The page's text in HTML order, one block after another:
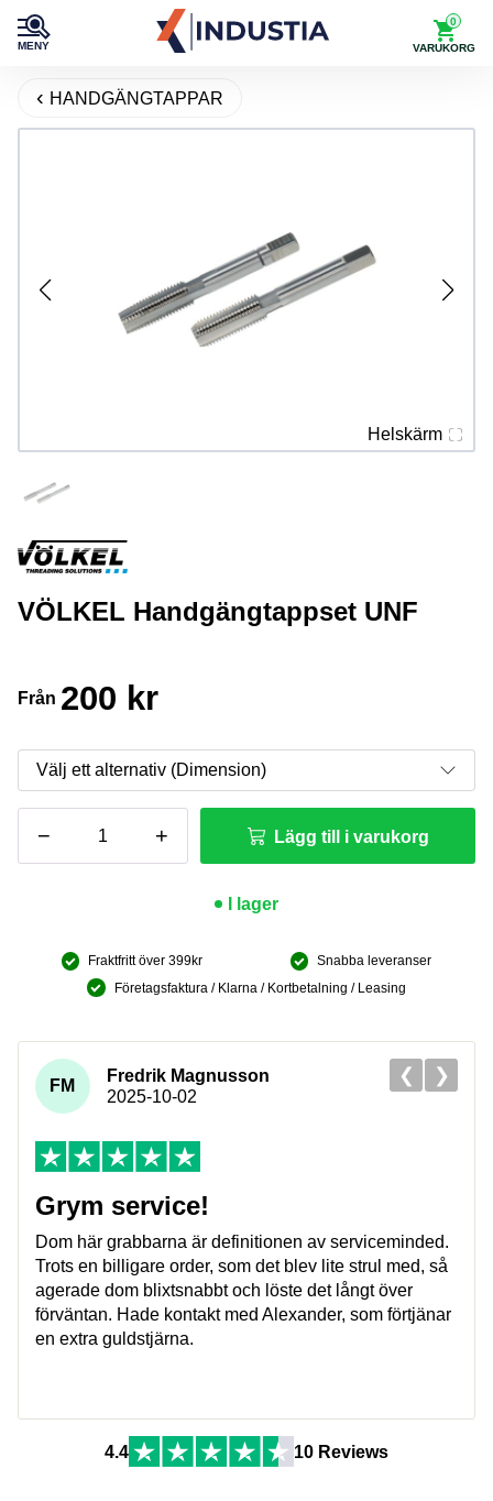
MENY
0
VARUKORG
Företag Exkl. moms
HANDGÄNGTAPPAR
Helskärm
VÖLKEL Handgängtappset UNF
Från 200 kr
−
Handgängtappset
UNF
+ Lägg till i varukorg
I lager
Fraktfritt över 399kr
Snabba leveranser
Företagsfaktura / Klarna / Kortbetalning / Leasing
4.4 10 Reviews
FM
Fredrik Magnusson
2025-10-02
Grym service!
Dom här grabbarna är definitionen av serviceminded.
Trots en billigare order, som det blev lite strul med, så
agerade dom blixtsnabbt och löste det långt över
förväntan. Hade kontakt med Alexander, som förtjänar
en extra guldstjärna.
❮ ❯